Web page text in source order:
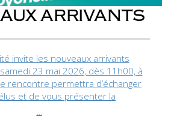
ARRIVANTS
invite les nouveaux arrivants
23 mai 2026, dès 11h00, à
rencontre permettra d’échanger
et de vous présenter la
...